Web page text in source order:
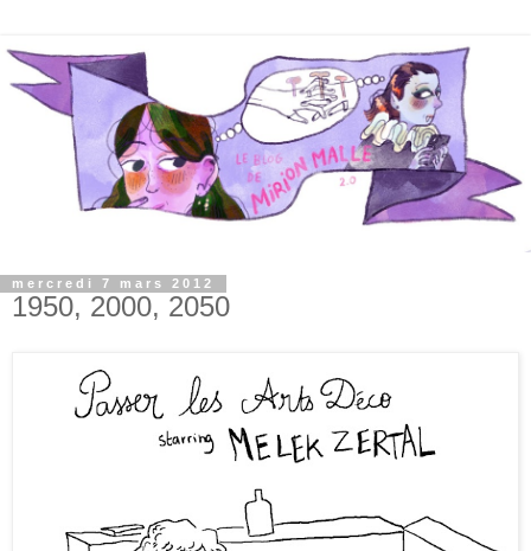
mercredi 7 mars 2012
1950, 2000, 2050